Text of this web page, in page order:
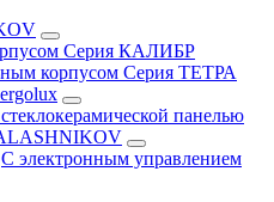
Серия КАЛИБР
корпусом Серия ТЕТРА
панелью
С электронным управлением